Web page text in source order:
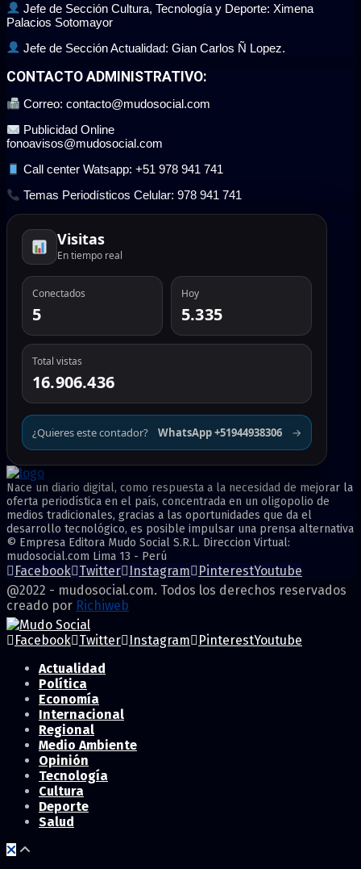
Jefe de Sección Cultura, Tecnología y Deporte: Ximena
Palacios Sotomayor
Jefe de Sección Actualidad: Gian Carlos Ñ Lopez.
CONTACTO ADMINISTRATIVO:
Correo: contacto@mudosocial.com
Publicidad Online
fonoavisos@mudosocial.com
Call center Watsapp: +51 978 941 741
Temas Periodísticos Celular: 978 941 741
Visitas
En tiempo real
Conectados
5
Hoy
5.335
Total vistas
16.906.436
¿Quieres este contador? WhatsApp +51944938306 →
Nace un diario digital, como respuesta a la necesidad de mejorar la
oferta periodística en el país, concentrada en un oligopolio de
medios tradicionales, gracias a las oportunidades que da el
desarrollo tecnológico, es posible impulsar una prensa alternativa
© Empresa Editora Mudo Social S.R.L. Direccion Virtual:
mudosocial.com Lima 13 - Perú
Facebook Twitter Instagram PinterestYoutube
@2022 - mudosocial.com. Todos los derechos reservados
creado por Richiweb
Facebook Twitter Instagram PinterestYoutube
Actualidad
Política
Economía
Internacional
Regional
Medio Ambiente
Opinión
Tecnología
Cultura
Deporte
Salud